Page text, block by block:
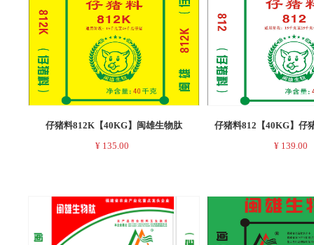
仔猪料812K【40KG】闽雄生物肽
¥ 135.00
仔猪料812【40KG】仔
¥ 139.00